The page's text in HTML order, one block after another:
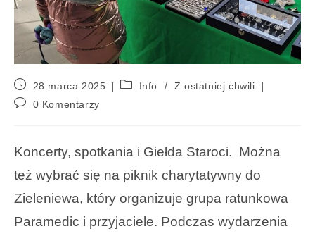
28 marca 2025 Info /
Z ostatniej chwili
0 Komentarzy
Koncerty, spotkania i Giełda Staroci. Można
też wybrać się na piknik charytatywny do
Zieleniewa, który organizuje grupa ratunkowa
Paramedic i przyjaciele. Podczas wydarzenia